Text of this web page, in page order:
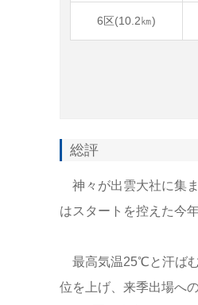
6区(10.2㎞)
総評
神々が出雲大社に集
はスタートを控えた今
最高気温25℃と汗ばむ
位を上げ、来季出場へ